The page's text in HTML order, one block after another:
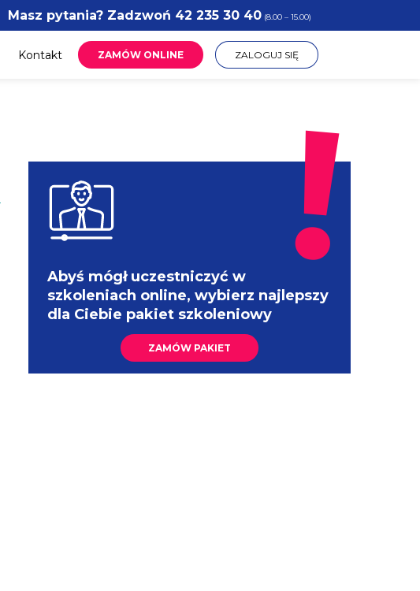
Masz pytania? Zadzwoń 42 235 30 40(8.00 – 15.00)
Kontakt ZAMÓW ONLINE ZALOGUJ SIĘ
Abyś mógł uczestniczyć w
szkoleniach online, wybierz najlepszy
dla Ciebie pakiet szkoleniowy
ZAMÓW PAKIET